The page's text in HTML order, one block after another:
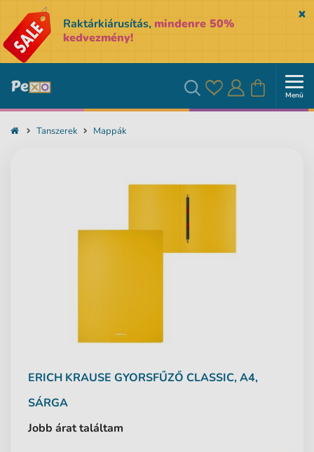
Raktárkiárusítás, mindenre 50%
kedvezmény!
Keresés
Kedvencek
Bejelentkezés
Kosár Menü
Tanszerek Mappák
ERICH KRAUSE GYORSFŰZŐ CLASSIC, A4,
SÁRGA
Jobb árat találtam